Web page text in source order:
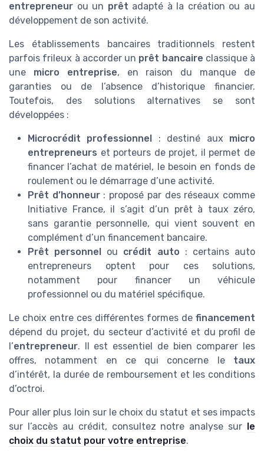
entrepreneur ou un prêt adapté à la création ou au
développement de son activité.
Les établissements bancaires traditionnels restent
parfois frileux à accorder un prêt bancaire classique à
une micro entreprise, en raison du manque de
garanties ou de l’absence d’historique financier.
Toutefois, des solutions alternatives se sont
développées :
Microcrédit professionnel : destiné aux micro
entrepreneurs et porteurs de projet, il permet de
financer l’achat de matériel, le besoin en fonds de
roulement ou le démarrage d’une activité.
Prêt d’honneur: proposé par des réseaux comme
Initiative France, il s’agit d’un prêt à taux zéro,
sans garantie personnelle, qui vient souvent en
complément d’un financement bancaire.
Prêt personnel ou crédit auto : certains auto
entrepreneurs optent pour ces solutions,
notamment pour financer un véhicule
professionnel ou du matériel spécifique.
Le choix entre ces différentes formes de financement
dépend du projet, du secteur d’activité et du profil de
l’entrepreneur. Il est essentiel de bien comparer les
offres, notamment en ce qui concerne le taux
d’intérêt, la durée de remboursement et les conditions
d’octroi.
Pour aller plus loin sur le choix du statut et ses impacts
sur l’accès au crédit, consultez notre analyse sur le
choix du statut pour votre entreprise.